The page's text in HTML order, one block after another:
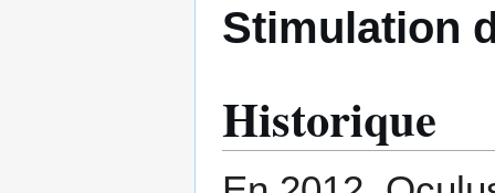
Stimulation
Historique